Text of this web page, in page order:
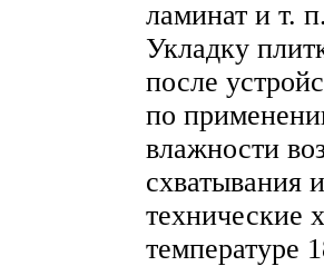
ламинат и т.
Укладку
после
по
влажности
схватывания
технические
температуре